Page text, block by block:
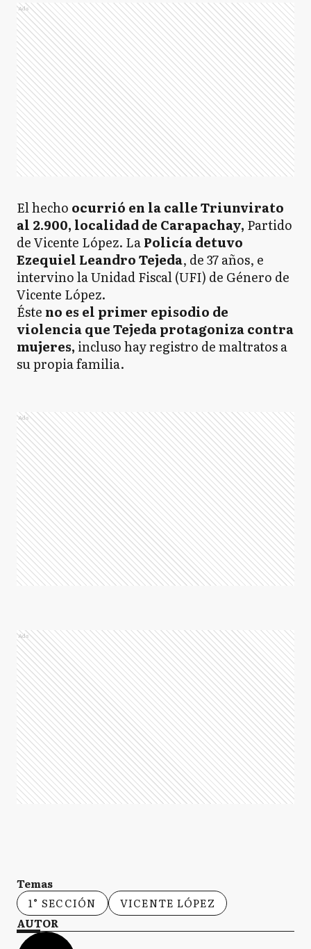
Ads
El hecho ocurrió en la calle Triunvirato
al 2.900, localidad de Carapachay, Partido
de Vicente López. LaPolicía detuvo
Ezequiel Leandro Tejeda, de 37 años, e
intervino la Unidad Fiscal (UFI) de Género de
Vicente López.
Éste no es el primer episodio de
violencia que Tejeda protagoniza contra
mujeres, incluso hay registro de maltratos a
su propia familia.
Ads
Ads
Temas
1° SECCIÓN
VICENTE LÓPEZ
AUTOR